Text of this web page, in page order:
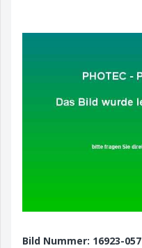
Bild Nummer: 16923-057